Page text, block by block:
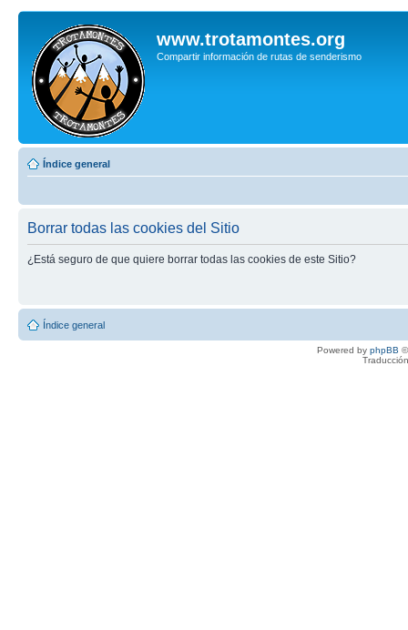
www.trotamontes.org
Compartir información de rutas de senderismo
Índice general
Borrar todas las cookies del Sitio
¿Está seguro de que quiere borrar todas las cookies de este Sitio?
Índice general
Powered by phpBB